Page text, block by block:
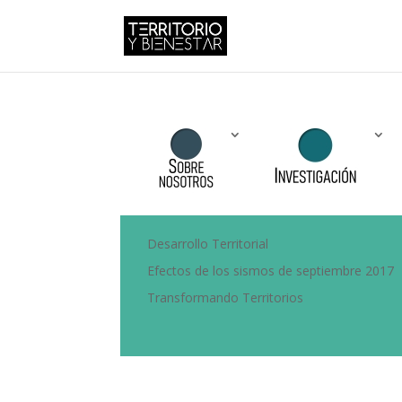
Desarrollo Territorial
Efectos de los sismos de septiembre 2017
Transformando Territorios